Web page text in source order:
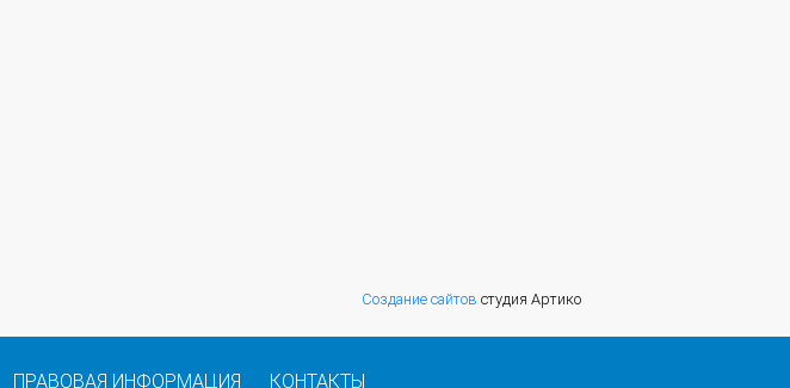
Создание сайтов студия Артико
ПРАВОВАЯ ИНФОРМАЦИЯ КОНТАКТЫ